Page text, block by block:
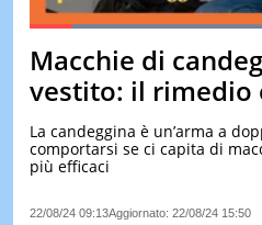
Pause Unmute
Loaded:
Macchie di
vestito: il rimedio
La candeggina è un’arma a
comportarsi se ci capita di
più efficaci
22/08/24 09:13Aggiornato: 22/08/24 15:50